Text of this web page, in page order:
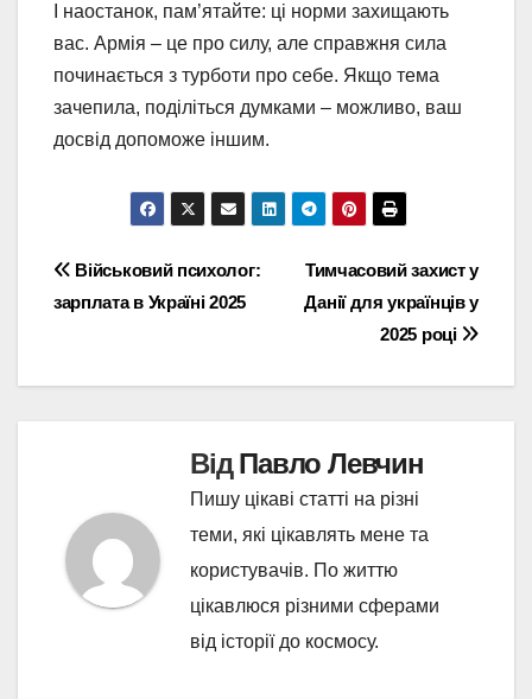
І наостанок, пам’ятайте: ці норми захищають
вас. Армія – це про силу, але справжня сила
починається з турботи про себе. Якщо тема
зачепила, поділіться думками – можливо, ваш
досвід допоможе іншим.
Навігація
записів
Тимчасовий захист у
Данії для українців у
2025 році
Військовий психолог:
зарплата в Україні 2025
ВідПавло Левчин
Пишу цікаві статті на різні
теми, які цікавлять мене та
користувачів. По життю
цікавлюся різними сферами
від історії до космосу.